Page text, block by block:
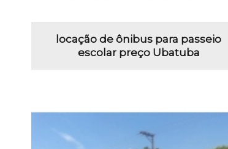
locação de ônibus para passeio
escolar preço Ubatuba